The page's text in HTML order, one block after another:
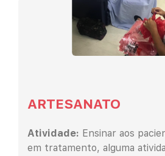
ARTESANATO
Atividade: Ensinar aos
em tratamento, alguma